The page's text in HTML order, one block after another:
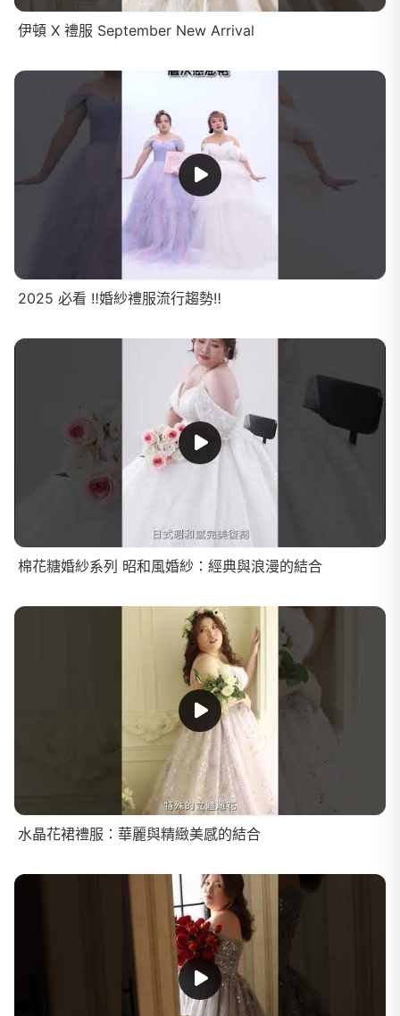
伊頓 X 禮服 September New Arrival
2025 必看 ‼️婚紗禮服流行趨勢‼️
棉花糖婚紗系列 昭和風婚紗：經典與浪漫的結合
水晶花裙禮服：華麗與精緻美感的結合